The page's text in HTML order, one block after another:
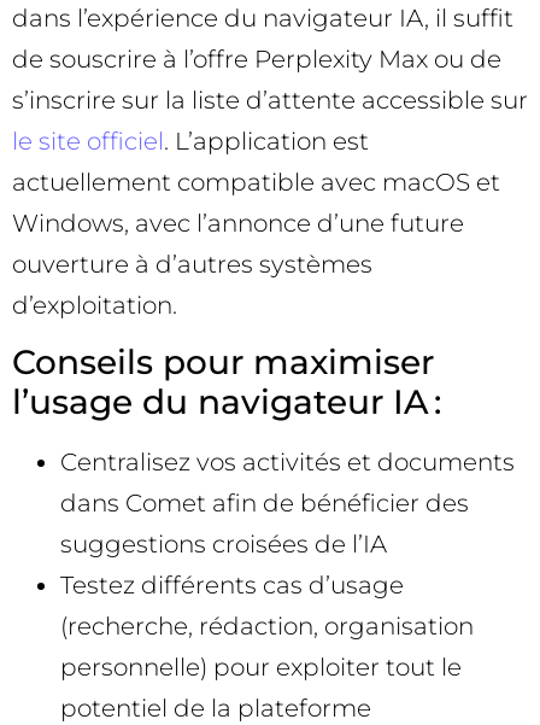
dans l’expérience du navigateur IA, il suffit
de souscrire à l’offre Perplexity Max ou de
s’inscrire sur la liste d’attente accessible sur
le site officiel. L’application est
actuellement compatible avec macOS et
Windows, avec l’annonce d’une future
ouverture à d’autres systèmes
d’exploitation.
Conseils pour maximiser
l’usage du navigateur IA :
Centralisez vos activités et documents
dans Comet afin de bénéficier des
suggestions croisées de l’IA
Testez différents cas d’usage
(recherche, rédaction, organisation
personnelle) pour exploiter tout le
potentiel de la plateforme